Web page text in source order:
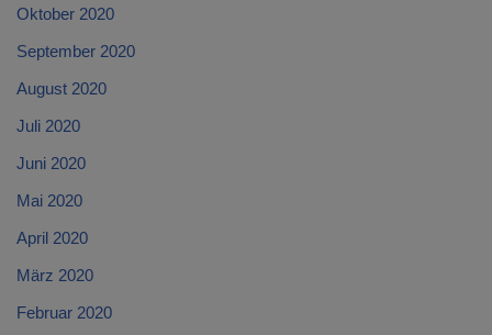
Oktober 2020
September 2020
August 2020
Juli 2020
Juni 2020
Mai 2020
April 2020
März 2020
Februar 2020